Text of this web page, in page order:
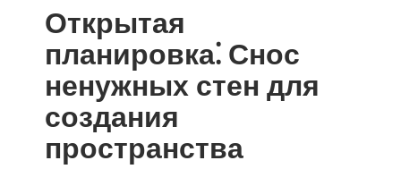
Открытая
планировка⁚ Снос
ненужных стен для
создания
пространства